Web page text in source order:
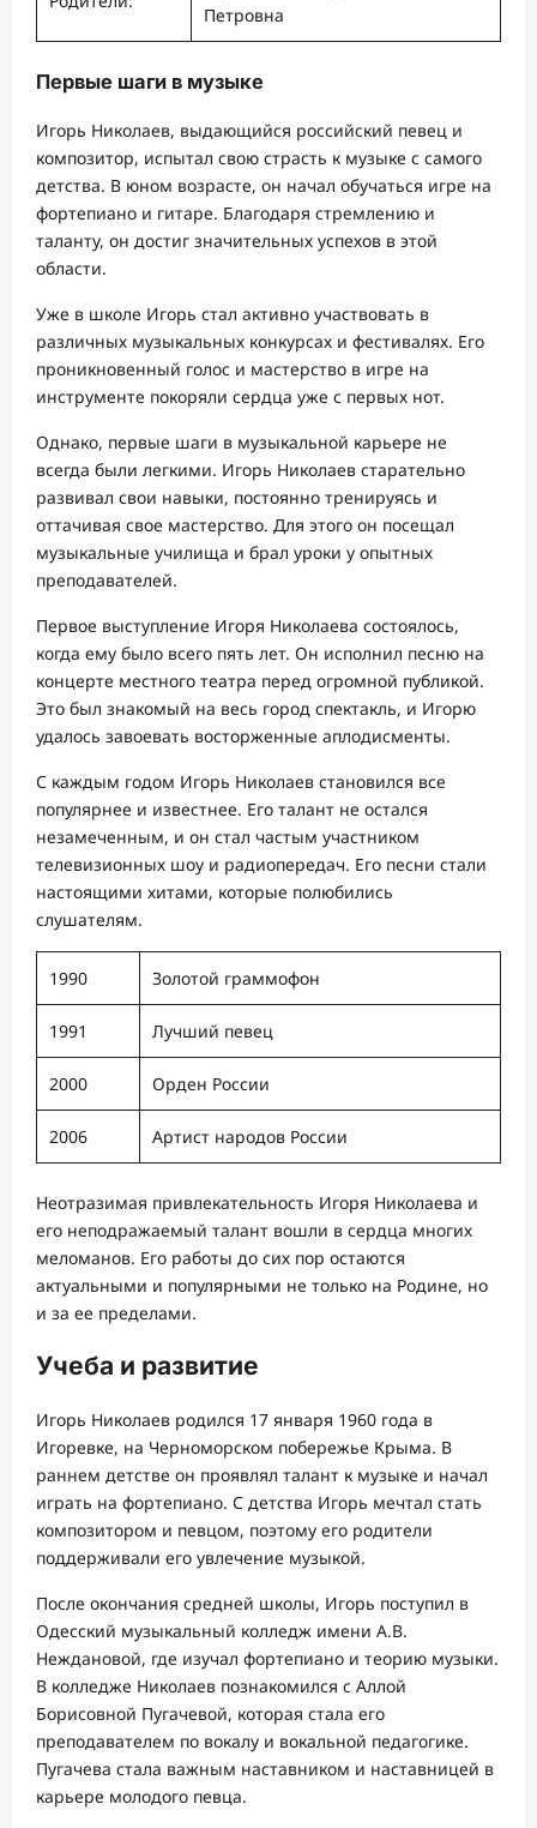
Петровна
Первые шаги в музыке
Игорь Николаев, выдающийся российский певец и
композитор, испытал свою страсть к музыке с самого
детства. В юном возрасте, он начал обучаться игре на
фортепиано и гитаре. Благодаря стремлению и
таланту, он достиг значительных успехов в этой
области.
Уже в школе Игорь стал активно участвовать в
различных музыкальных конкурсах и фестивалях. Его
проникновенный голос и мастерство в игре на
инструменте покоряли сердца уже с первых нот.
Однако, первые шаги в музыкальной карьере не
всегда были легкими. Игорь Николаев старательно
развивал свои навыки, постоянно тренируясь и
оттачивая свое мастерство. Для этого он посещал
музыкальные училища и брал уроки у опытных
преподавателей.
Первое выступление Игоря Николаева состоялось,
когда ему было всего пять лет. Он исполнил песню на
концерте местного театра перед огромной публикой.
Это был знакомый на весь город спектакль, и Игорю
удалось завоевать восторженные аплодисменты.
С каждым годом Игорь Николаев становился все
популярнее и известнее. Его талант не остался
незамеченным, и он стал частым участником
телевизионных шоу и радиопередач. Его песни стали
настоящими хитами, которые полюбились
слушателям.
1990 Золотой граммофон
1991 Лучший певец
2000 Орден России
2006 Артист народов России
Неотразимая привлекательность Игоря Николаева и
его неподражаемый талант вошли в сердца многих
меломанов. Его работы до сих пор остаются
актуальными и популярными не только на Родине, но
и за ее пределами.
Учеба и развитие
Игорь Николаев родился 17 января 1960 года в
Игоревке, на Черноморском побережье Крыма. В
раннем детстве он проявлял талант к музыке и начал
играть на фортепиано. С детства Игорь мечтал стать
композитором и певцом, поэтому его родители
поддерживали его увлечение музыкой.
После окончания средней школы, Игорь поступил в
Одесский музыкальный колледж имени А.В.
Неждановой, где изучал фортепиано и теорию музыки.
В колледже Николаев познакомился с Аллой
Борисовной Пугачевой, которая стала его
преподавателем по вокалу и вокальной педагогике.
Пугачева стала важным наставником и наставницей в
карьере молодого певца.